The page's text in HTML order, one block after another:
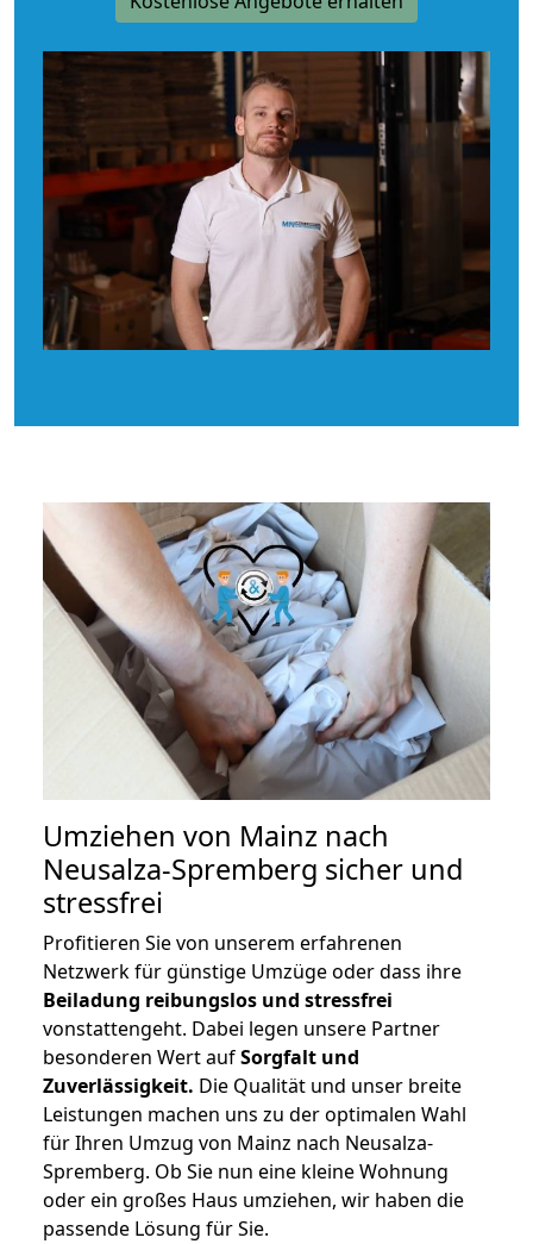
Umziehen von Mainz nach
Neusalza-Spremberg sicher und
stressfrei
Profitieren Sie von unserem erfahrenen
Netzwerk für günstige Umzüge oder dass ihre
Beiladung reibungslos und stressfrei
vonstattengeht. Dabei legen unsere Partner
besonderen Wert aufSorgfalt und
Zuverlässigkeit. Die Qualität und unser breite
Leistungen machen uns zu der optimalen Wahl
für Ihren Umzug von Mainz nach Neusalza-
Spremberg. Ob Sie nun eine kleine Wohnung
oder ein großes Haus umziehen, wir haben die
passende Lösung für Sie.